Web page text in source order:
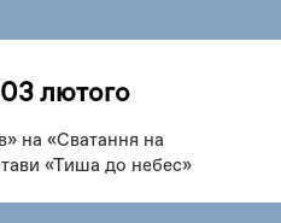
03 лютого
на «Сватання на
«Тиша до небес»